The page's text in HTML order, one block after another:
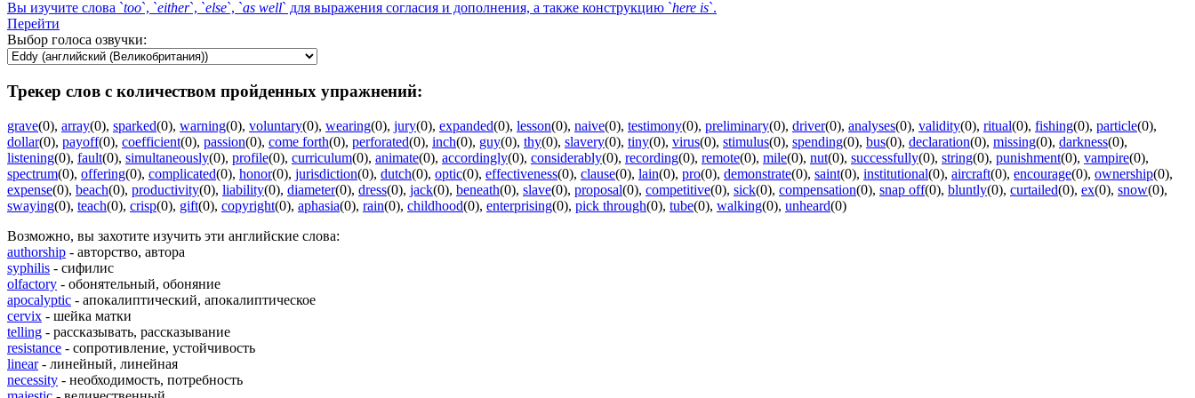
Вы изучите слова `too`, `either`, `else`, `as well` для выражения согласия и дополнения, а также конструкцию `here is`.
Перейти
Выбор голоса озвучки:
Трекер слов с количеством пройденных упражнений:
grave(0), array(0), sparked(0), warning(0), voluntary(0), wearing(0), jury(0), expanded(0), lesson(0), naive(0), testimony(0), preliminary(0), driver(0), analyses(0), validity(0), ritual(0), fishing(0), particle(0),
dollar(0), payoff(0), coefficient(0), passion(0), come forth(0), perforated(0), inch(0), guy(0), thy(0), slavery(0), tiny(0), virus(0), stimulus(0), spending(0), bus(0), declaration(0), missing(0), darkness(0),
listening(0), fault(0), simultaneously(0), profile(0), curriculum(0), animate(0), accordingly(0), considerably(0), recording(0), remote(0), mile(0), nut(0), successfully(0), string(0), punishment(0), vampire(0),
spectrum(0), offering(0), complicated(0), honor(0), jurisdiction(0), dutch(0), optic(0), effectiveness(0), clause(0), lain(0), pro(0), demonstrate(0), saint(0), institutional(0), aircraft(0), encourage(0), ownership(0),
expense(0), beach(0), productivity(0), liability(0), diameter(0), dress(0), jack(0), beneath(0), slave(0), proposal(0), competitive(0), sick(0), compensation(0), snap off(0), bluntly(0), curtailed(0), ex(0), snow(0),
swaying(0), teach(0), crisp(0), gift(0), copyright(0), aphasia(0), rain(0), childhood(0), enterprising(0), pick through(0), tube(0), walking(0), unheard(0)
Возможно, вы захотите изучить эти английские слова:
authorship - авторство, автора
syphilis - сифилис
olfactory - обонятельный, обоняние
apocalyptic - апокалиптический, апокалиптическое
cervix - шейка матки
telling - рассказывать, рассказывание
resistance - сопротивление, устойчивость
linear- линейный, линейная
necessity - необходимость, потребность